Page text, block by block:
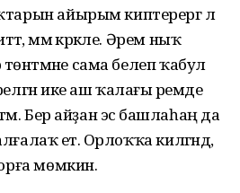
айырым киптерергә лә
әммә кәрәкле. Әрем ныҡ
төнәтмәне сама белеп ҡабул
ике аш ҡалағы әремде
Бер айҙан эсә башлаһаң да
етә. Орлоҡҡа килгәндә,
мөмкин.